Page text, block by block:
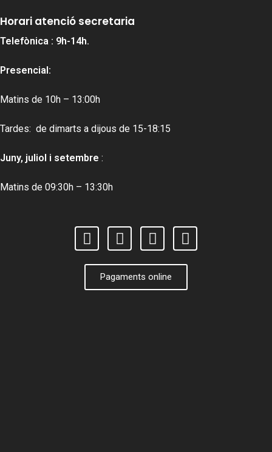
Horari atenció secretaria
Telefònica : 9h-14h.
Presencial:
Matins de 10h – 13:00h
Tardes: de dimarts a dijous de 15-18:15
Juny, juliol i setembre :
Matins de 09:30h – 13:30h
Pagaments online